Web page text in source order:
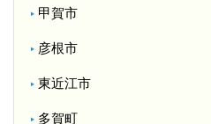
甲賀市
彦根市
東近江市
多賀町